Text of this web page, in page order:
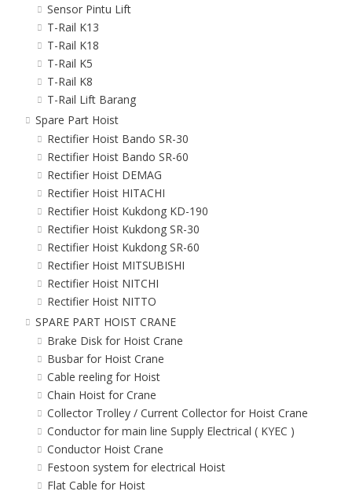
Sensor Pintu Lift
T-Rail K13
T-Rail K18
T-Rail K5
T-Rail K8
T-Rail Lift Barang
Spare Part Hoist
Rectifier Hoist Bando SR-30
Rectifier Hoist Bando SR-60
Rectifier Hoist DEMAG
Rectifier Hoist HITACHI
Rectifier Hoist Kukdong KD-190
Rectifier Hoist Kukdong SR-30
Rectifier Hoist Kukdong SR-60
Rectifier Hoist MITSUBISHI
Rectifier Hoist NITCHI
Rectifier Hoist NITTO
SPARE PART HOIST CRANE
Brake Disk for Hoist Crane
Busbar for Hoist Crane
Cable reeling for Hoist
Chain Hoist for Crane
Collector Trolley / Current Collector for Hoist Crane
Conductor for main line Supply Electrical ( KYEC )
Conductor Hoist Crane
Festoon system for electrical Hoist
Flat Cable for Hoist